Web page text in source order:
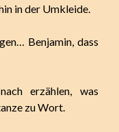
in der Umkleide.
Benjamin, dass
erzählen, was
zu Wort.